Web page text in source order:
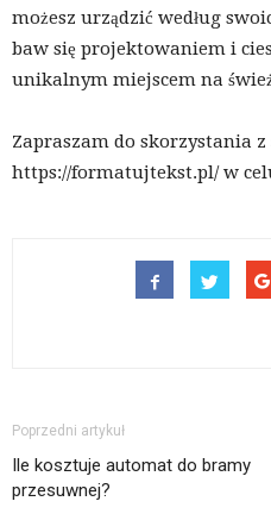
możesz urządzić według
baw się projektowaniem i
unikalnym miejscem na
Zapraszam do skorzystania
https://formatujtekst.pl/ w
Poprzedni artykuł
Ile kosztuje automat do bramy
przesuwnej?